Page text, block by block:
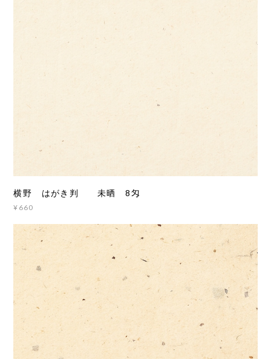
横野 はがき判 未晒 8匁
¥660